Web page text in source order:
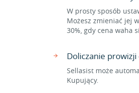
W prosty sposób
Możesz zmieniać jej
30%, gdy cena waha
Doliczanie
Sellasist może
Kupujący.